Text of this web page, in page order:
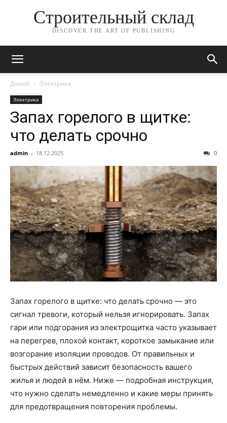
Строительный склад
DISCOVER THE ART OF PUBLISHING
Домой Электрика
Электрика
Запах горелого в щитке:
что делать срочно
admin - 18.12.2025 0
Запах горелого в щитке: что делать срочно — это
сигнал тревоги, который нельзя игнорировать. Запах
гари или подгорания из электрощитка часто указывает
на перегрев, плохой контакт, короткое замыкание или
возгорание изоляции проводов. От правильных и
быстрых действий зависит безопасность вашего
жилья и людей в нём. Ниже — подробная инструкция,
что нужно сделать немедленно и какие меры принять
для предотвращения повторения проблемы.